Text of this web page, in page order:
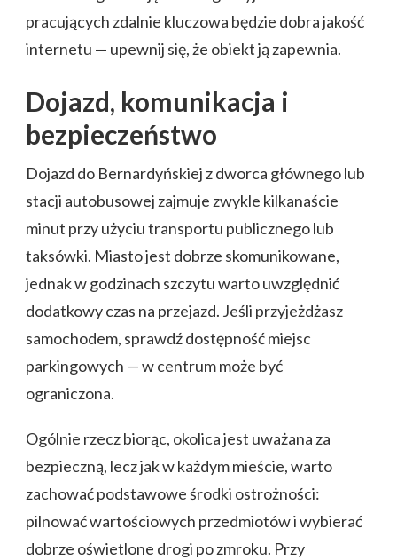
pracujących zdalnie kluczowa będzie dobra jakość
internetu — upewnij się, że obiekt ją zapewnia.
Dojazd, komunikacja i
bezpieczeństwo
Dojazd do Bernardyńskiej z dworca głównego lub
stacji autobusowej zajmuje zwykle kilkanaście
minut przy użyciu transportu publicznego lub
taksówki. Miasto jest dobrze skomunikowane,
jednak w godzinach szczytu warto uwzględnić
dodatkowy czas na przejazd. Jeśli przyjeżdżasz
samochodem, sprawdź dostępność miejsc
parkingowych — w centrum może być
ograniczona.
Ogólnie rzecz biorąc, okolica jest uważana za
bezpieczną, lecz jak w każdym mieście, warto
zachować podstawowe środki ostrożności:
pilnować wartościowych przedmiotów i wybierać
dobrze oświetlone drogi po zmroku. Przy